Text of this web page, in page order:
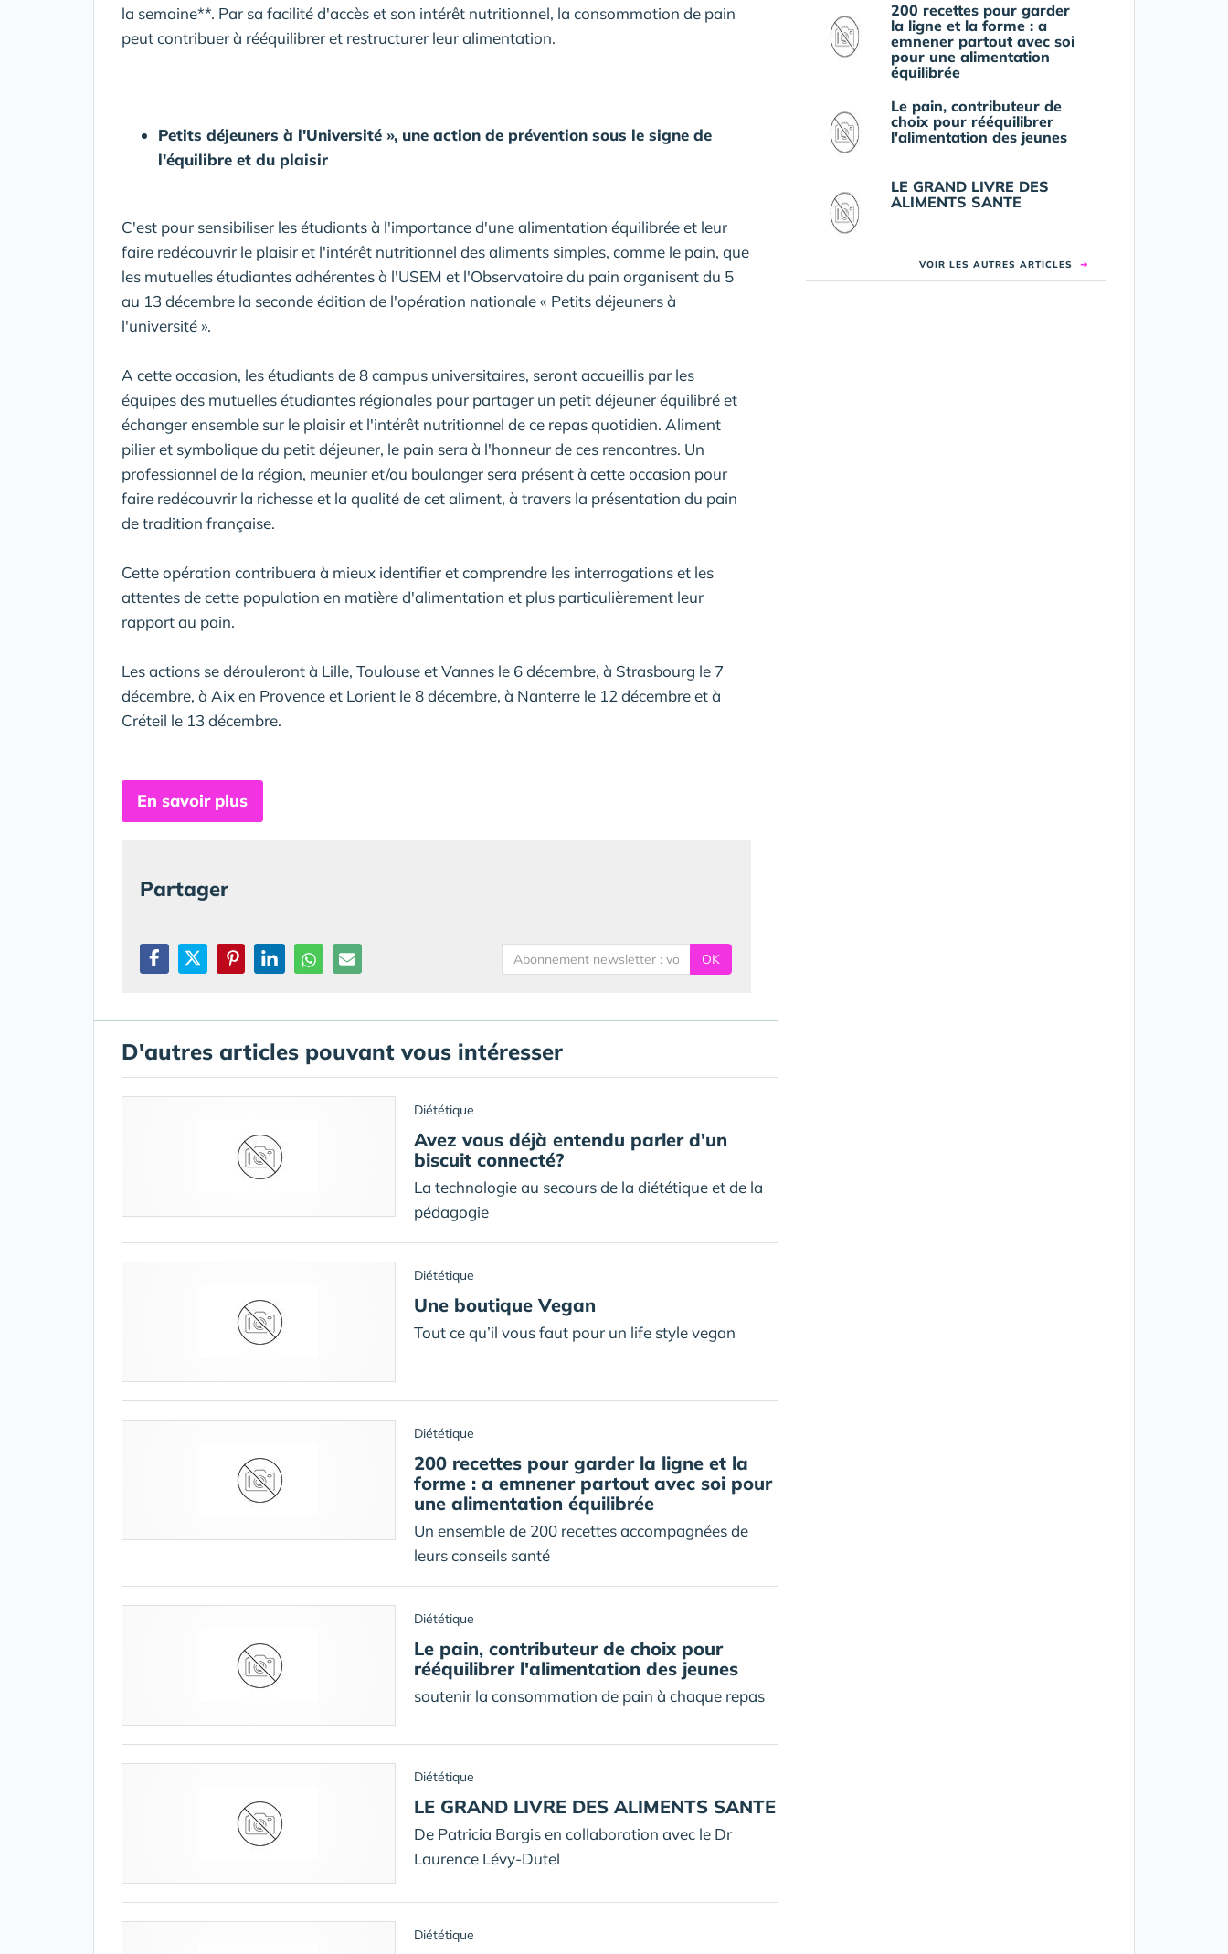
la semaine**. Par sa facilité d'accès et son intérêt nutritionnel, la consommation de pain
peut contribuer à rééquilibrer et restructurer leur alimentation.
Petits déjeuners à l'Université », une action de prévention sous le signe de
l'équilibre et du plaisir
C'est pour sensibiliser les étudiants à l'importance d'une alimentation équilibrée et leur
faire redécouvrir le plaisir et l'intérêt nutritionnel des aliments simples, comme le pain, que
les mutuelles étudiantes adhérentes à l'USEM et l'Observatoire du pain organisent du 5
au 13 décembre la seconde édition de l'opération nationale « Petits déjeuners à
l'université ».
A cette occasion, les étudiants de 8 campus universitaires, seront accueillis par les
équipes des mutuelles étudiantes régionales pour partager un petit déjeuner équilibré et
échanger ensemble sur le plaisir et l'intérêt nutritionnel de ce repas quotidien. Aliment
pilier et symbolique du petit déjeuner, le pain sera à l'honneur de ces rencontres. Un
professionnel de la région, meunier et/ou boulanger sera présent à cette occasion pour
faire redécouvrir la richesse et la qualité de cet aliment, à travers la présentation du pain
de tradition française.
Cette opération contribuera à mieux identifier et comprendre les interrogations et les
attentes de cette population en matière d'alimentation et plus particulièrement leur
rapport au pain.
Les actions se dérouleront à Lille, Toulouse et Vannes le 6 décembre, à Strasbourg le 7
décembre, à Aix en Provence et Lorient le 8 décembre, à Nanterre le 12 décembre et à
Créteil le 13 décembre.
En savoir plus
Partager
OK
D'autres articles pouvant vous intéresser
Diététique
Avez vous déjà entendu parler d'un
biscuit connecté?
La technologie au secours de la diététique et de la
pédagogie
Diététique
Une boutique Vegan
Tout ce qu’il vous faut pour un life style vegan
Diététique
200 recettes pour garder la ligne et la
forme : a emnener partout avec soi pour
une alimentation équilibrée
Un ensemble de 200 recettes accompagnées de
leurs conseils santé
Diététique
Le pain, contributeur de choix pour
rééquilibrer l'alimentation des jeunes
soutenir la consommation de pain à chaque repas
Diététique
LE GRAND LIVRE DES ALIMENTS SANTE
De Patricia Bargis en collaboration avec le Dr
Laurence Lévy-Dutel
Diététique
200 recettes pour garder
la ligne et la forme : a
emnener partout avec soi
pour une alimentation
équilibrée
Le pain, contributeur de
choix pour rééquilibrer
l'alimentation des jeunes
LE GRAND LIVRE DES
ALIMENTS SANTE
VOIR LES AUTRES ARTICLES ➜